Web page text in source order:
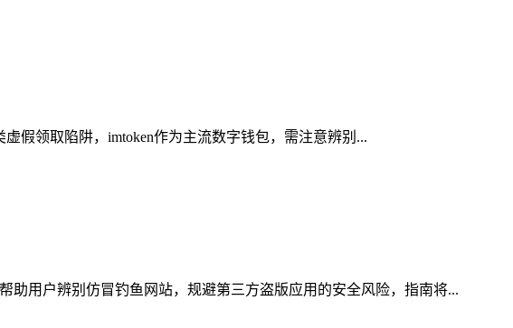
假领取陷阱，imtoken作为主流数字钱包，需注意辨别...
助用户辨别仿冒钓鱼网站，规避第三方盗版应用的安全风险，指南将...